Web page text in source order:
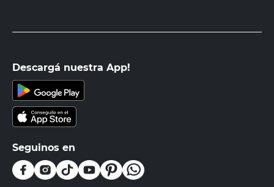
Descargá nuestra App!
Seguinos en